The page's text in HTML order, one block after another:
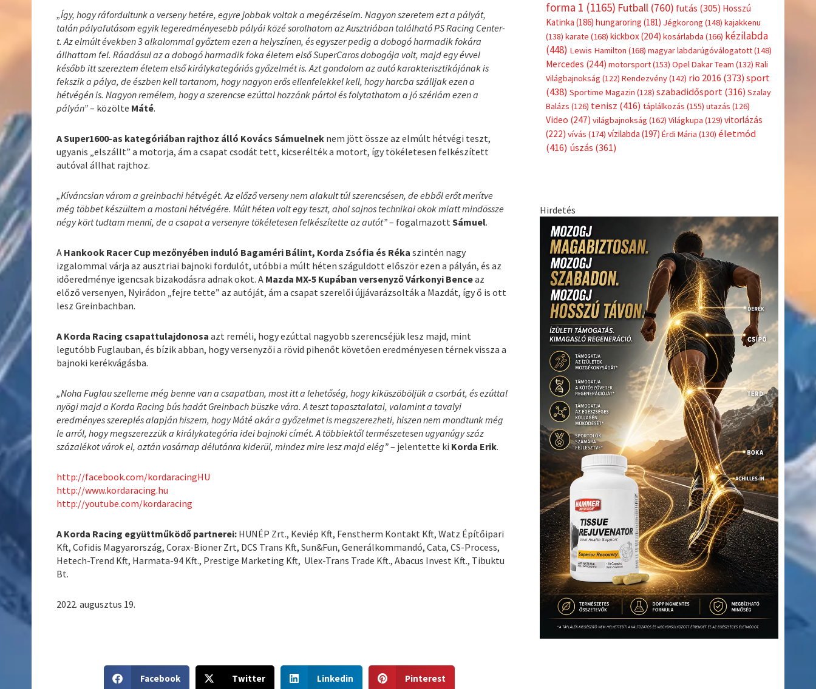
„Így, hogy ráfordultunk a verseny hetére, egyre jobbak voltak a megérzéseim. Nagyon szeretem ezt a pályát,
talán pályafutásom egyik legeredményesebb pályái közé sorolhatom az Ausztriában található PS Racing Center-
t. Az elmúlt években 3 alkalommal győztem ezen a helyszínen, és egyszer pedig a dobogó harmadik fokára
állhattam fel. Ráadásul az a dobogó harmadik foka életem első SuperCaros dobogója volt, majd egy évvel
később itt szereztem életem első királykategóriás győzelmét is. Azt gondolom az autó karakterisztikájának is
fekszik a pálya, de észben kell tartanom, hogy nagyon erős ellenfelekkel kell, hogy harcba szálljak ezen a
hétvégén is.Nagyon remélem, hogy a szerencse ezúttal hozzánk pártol és folytathatom a jó szériám ezen a
pályán”– közölte Máté.
A Super1600-as kategóriában rajthoz álló Kovács Sámuelnek nem jött össze az elmúlt hétvégi teszt,
ugyanis „elszállt” a motorja, ám a csapat csodát tett, kicserélték a motort, így tökéletesen felkészített
autóval állhat rajthoz.
„Kíváncsian várom a greinbachi hétvégét. Az előző verseny nem alakult túl szerencsésen, de ebből erőt merítve
még többet készültem a mostani hétvégére. Múlt héten volt egy teszt, ahol sajnos technikai okok miatt mindössze
négy kört tudtam menni, de a csapat a versenyre tökéletesen felkészítette az autót”– fogalmazottSámuel.
A Hankook Racer Cup mezőnyében induló Bagaméri Bálint, Korda Zsófia és Réka szintén nagy
izgalommal várja az ausztriai bajnoki fordulót, utóbbi a múlt héten száguldott először ezen a pályán, és az
időeredménye igencsak bizakodásra adnak okot. A Mazda MX-5 Kupában versenyző Várkonyi Benceaz
előző versenyen, Nyirádon „fejre tette” az autóját, ám a csapat szerelői újjávarázsolták a Mazdát, így ő is ott
lesz Greinbachban.
A Korda Racing csapattulajdonosa azt reméli, hogy ezúttal nagyobb szerencséjük lesz majd, mint
legutóbb Fuglauban, és bízik abban, hogy versenyzői a rövid pihenőt követően eredményesen térnek vissza a
bajnoki kerékvágásba.
„Noha Fuglau szelleme még benne van a csapatban, most itt a lehetőség, hogy kiküszöböljük a csorbát, és ezúttal
nyögi majd a Korda Racing bús hadát Greinbach büszke vára. A teszt tapasztalatai, valamint a tavalyi
eredményes szereplés alapján hiszem, hogy Máté akár a győzelmet is megszerezheti, hiszen nem mondtunk még
le arról, hogy megszerezzük a királykategória idei bajnoki címét. A többiektől természetesen ugyanúgy száz
százalékot várok el, aztán vasárnap délutánra kiderül, mindez mire lesz majd elég”– jelentette ki Korda Erik.
http://facebook.com/kordaracingHU
http://www.kordaracing.hu
http://youtube.com/kordaracing
A Korda Racing együttműködő partnerei: HUNÉP Zrt., Keviép Kft, Fenstherm Kontakt Kft, Watz Építőipari
Kft, Cofidis Magyarország, Corax-Bioner Zrt, DCS Trans Kft, Sun&Fun, Generálkommandó, Cata, CS-Process,
Hetech-Trend Kft, Harmata-94 Kft., Prestige Marketing Kft, Ulex-Trans Trade Kft., Abacus Invest Kft., Tibuktu
Bt.
2022. augusztus 19.
h
Facebook
h
Twitter
h
Linkedin
h
Pinterest
forma 1 (1165) Futball(760) futás (305) Hosszú
Katinka (186) hungaroring (181) Jégkorong (148) kajakkenu
(138) karate (168) kickbox(204) kosárlabda (166) kézilabda
(448) Lewis Hamilton (168) magyar labdarúgóválogatott(148)
Mercedes (244) motorsport(153) Opel Dakar Team (132) Rali
Világbajnokság (122) Rendezvény(142) rio 2016 (373) sport
(438) Sportime Magazin (128) szabadidősport (316) Szalay
Balázs (126) tenisz (416) táplálkozás (155) utazás (126)
Video (247) világbajnokság (162) Világkupa (129) vitorlázás
(222) vívás (174) vízilabda (197) Érdi Mária (130) életmód
(416) úszás (361)
Hirdetés